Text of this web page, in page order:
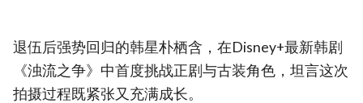
退伍后强势回归的韩星朴栖含，在Disney+最新韩剧
《浊流之争》中首度挑战正剧与古装角色，坦言这次
拍摄过程既紧张又充满成长。